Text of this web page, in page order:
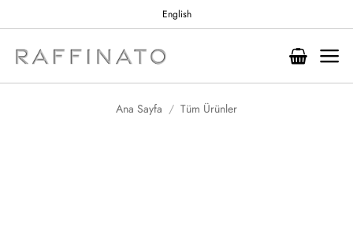
atla
English
Ana Sayfa / Tüm Ürünler